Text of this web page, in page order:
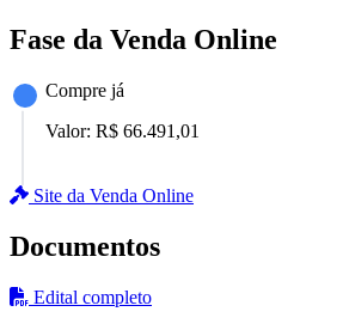
Fase da Venda Online
Compre já
Valor: R$ 66.491,01
Site da Venda Online
Documentos
Edital completo